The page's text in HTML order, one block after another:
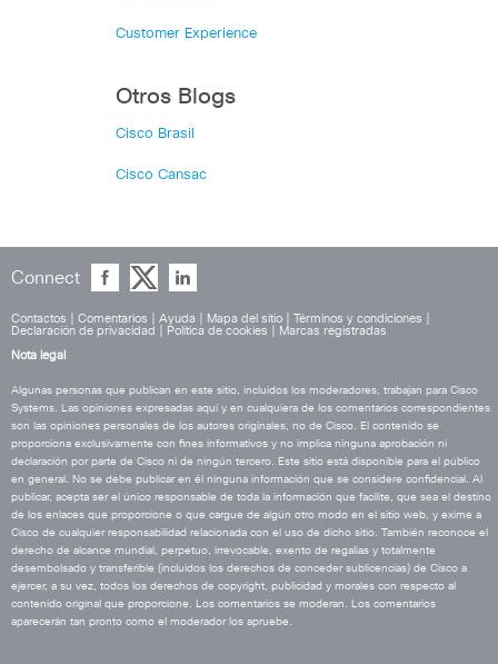
Customer Experience
Otros Blogs
Cisco Brasil
Cisco Cansac
Connect
Contactos Comentarios Ayuda Mapa del sitio Términos y condiciones
Declaración de privacidad
Política de cookies
Marcas registradas
Nota legal
Algunas personas que publican en este sitio, incluidos los moderadores, trabajan para Cisco
Systems. Las opiniones expresadas aquí y en cualquiera de los comentarios correspondientes
son las opiniones personales de los autores originales, no de Cisco. El contenido se
proporciona exclusivamente con fines informativos y no implica ninguna aprobación ni
declaración por parte de Cisco ni de ningún tercero. Este sitio está disponible para el público
en general. No se debe publicar en él ninguna información que se considere confidencial. Al
publicar, acepta ser el único responsable de toda la información que facilite, que sea el destino
de los enlaces que proporcione o que cargue de algún otro modo en el sitio web, y exime a
Cisco de cualquier responsabilidad relacionada con el uso de dicho sitio. También reconoce el
derecho de alcance mundial, perpetuo, irrevocable, exento de regalías y totalmente
desembolsado y transferible (incluidos los derechos de conceder sublicencias) de Cisco a
ejercer, a su vez, todos los derechos de copyright, publicidad y morales con respecto al
contenido original que proporcione. Los comentarios se moderan. Los comentarios
aparecerán tan pronto como el moderador los apruebe.